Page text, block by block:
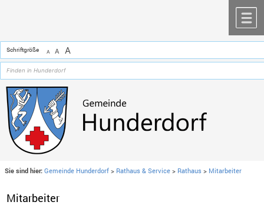
Schriftgröße A A A
Sie sind hier: Gemeinde Hunderdorf > Rathaus & Service > Rathaus > Mitarbeiter
Mitarbeiter